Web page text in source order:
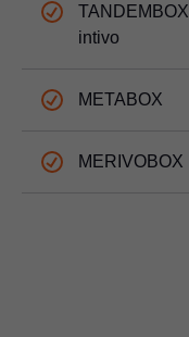
TANDEMBOX
intivo
METABOX
MERIVOBOX